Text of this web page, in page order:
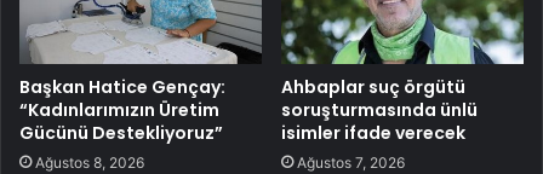
Başkan Hatice Gençay:
“Kadınlarımızın Üretim
Gücünü Destekliyoruz”
Ağustos 8, 2026
Ahbaplar suç örgütü
soruşturmasında ünlü
isimler ifade verecek
Ağustos 7, 2026